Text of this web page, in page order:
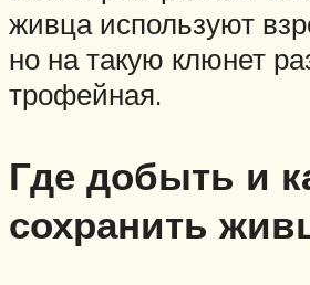
живца используют
но на такую клюнет
трофейная.
Где добыть и
сохранить